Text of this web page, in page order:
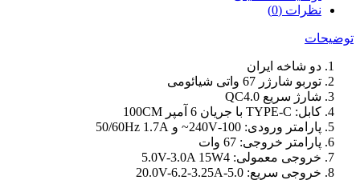
همراه
تبدیل
C
عدد
نظرات (0)
توضیحات
دو شاخه ایران
توربو شارژر 67 واتی شیائومی
شارژ سریع QC4.0
کابل: TYPE-C با جریان 6 آمپر 100CM
پارامتر ورودی: 100-240V~ و 50/60Hz 1.7A
پارامتر خروجی: 67 وات
خروجی معمولی: 5.0V-3.0A 15W4
خروجی سریع: 5.0-20.0V-6.2-3.25A